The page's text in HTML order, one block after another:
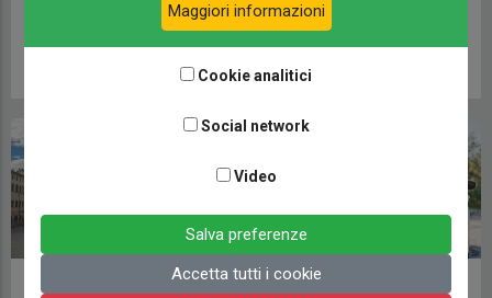
CAMPERLIFE
Viaggio a Perugia,
Cinque cose da
Maggiori informazioni
Cookie analitici
Social network
Video
Salva preferenze
Accetta tutti i cookie